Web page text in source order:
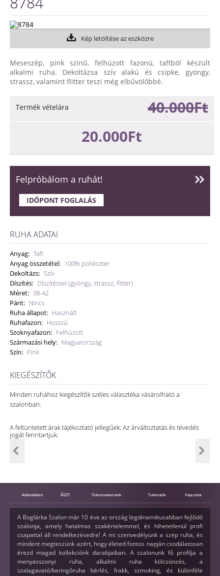
Kép letöltése az eszközre
Meseszép, pink színű, felhúzott fazonú, taftból készült
alkalmi ruha. Dekoltázsa szív alakú és csipke, gyöngy,
strassz, valamint flitter teszi még elbűvölőbbé.
Termék vételára
40.000Ft
20.000Ft
Felpróbálom a ruhát!
IDŐPONT FOGLALÁS
RUHA ADATAI
Anyag: Taft
Anyag összetétel: 100% poliészter
Dekoltázs: Szív
Díszítés: Díszítéssel (gyöngy, strassz, flitter)
Méret: 38-42
Pánt: Nincs
Ruha állapot: Használt
Ruhafazon: Hosszú
Szoknyafazon: Felhúzott
Származási hely: Magyarország
Szín: Pink
KIEGÉSZÍTŐK
Minden ruhához kiegészítők széles választéka vásárolható a
szalonban.
A feltüntetett árak tájékoztató jellegűek. Az árváltoztatás és tévedés
jogát fenntartjuk.
Adatvédelem ÁSZF Dokumentumaink Tudnivalók Kapcsolat
A Boglárka Szalon már 10 éve az ország legdinamikusabban fejlődő
szalonja, amely hatalmas szakértelemmel, és hihetetlenül profi
csapattal áll rendelkezésedre! A mi szenvedélyünk a szép ruha, és
mindent megteszünk azért, hogy életed fontos napján csodálatosan
érezd magad kollekciónk darabjaiban. A szalonunk fő profilja a
menyasszonyi ruha, alkalmi ruha kölcsönzés, a
szalagavató/keringőruha bérlés, frakk, szmoking, és különféle